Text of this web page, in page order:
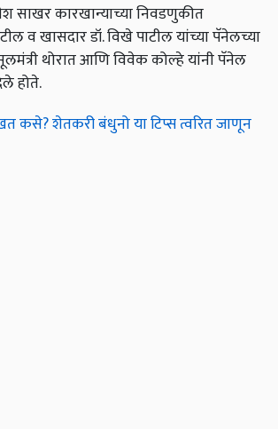
साखर कारखान्याच्या निवडणुकीत
व खासदार डॉ. विखे पाटील यांच्या पॅनेलच्या
थोरात आणि विवेक कोल्हे यांनी पॅनेल
होते.
कसे? शेतकरी बंधुनो या टिप्स त्वरित जाणून